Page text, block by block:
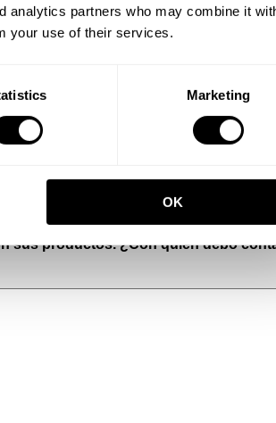
analytics partners who may combine it
your use of their services.
Marketing
OK
sus productos. ¿Con quién debo